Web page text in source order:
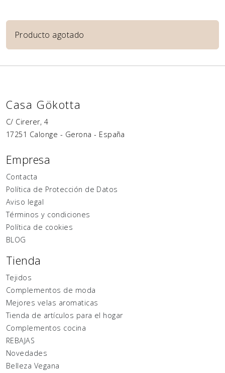
Producto agotado
Casa Gökotta
C/ Cirerer, 4
17251 Calonge - Gerona - España
Empresa
Contacta
Política de Protección de Datos
Aviso legal
Términos y condiciones
Política de cookies
BLOG
Tienda
Tejidos
Complementos de moda
Mejores velas aromaticas
Tienda de artículos para el hogar
Complementos cocina
REBAJAS
Novedades
Belleza Vegana